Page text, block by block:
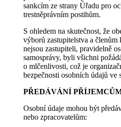
sankcím ze strany Úřadu pro
trestněprávním postihům.
S ohledem na skutečnost, že
výborů zastupitelstva a
nejsou zastupiteli, pravidelně
samosprávy, byli všichni
o mlčenlivosti, což je
bezpečnosti osobních údajů
PŘEDÁVÁNÍ
Osobní údaje mohou být
nebo zpracovatelům: